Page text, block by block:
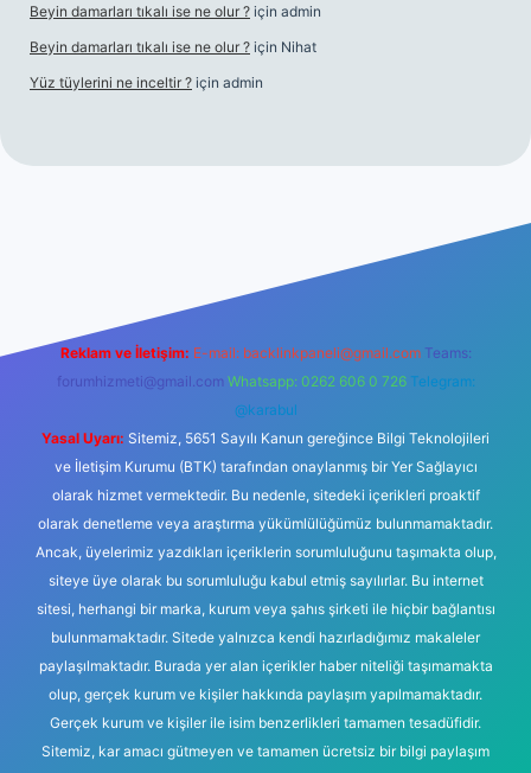
Beyin damarları tıkalı ise ne olur ? için admin
Beyin damarları tıkalı ise ne olur ? için Nihat
Yüz tüylerini ne inceltir ? için admin
Reklam ve İletişim: E-mail: backlinkpaneli@gmail.com Teams:
forumhizmeti@gmail.com Whatsapp: 0262 606 0 726 Telegram:
@karabul
Yasal Uyarı: Sitemiz, 5651 Sayılı Kanun gereğince Bilgi Teknolojileri
ve İletişim Kurumu (BTK) tarafından onaylanmış bir Yer Sağlayıcı
olarak hizmet vermektedir. Bu nedenle, sitedeki içerikleri proaktif
olarak denetleme veya araştırma yükümlülüğümüz bulunmamaktadır.
Ancak, üyelerimiz yazdıkları içeriklerin sorumluluğunu taşımakta olup,
siteye üye olarak bu sorumluluğu kabul etmiş sayılırlar. Bu internet
sitesi, herhangi bir marka, kurum veya şahıs şirketi ile hiçbir bağlantısı
bulunmamaktadır. Sitede yalnızca kendi hazırladığımız makaleler
paylaşılmaktadır. Burada yer alan içerikler haber niteliği taşımamakta
olup, gerçek kurum ve kişiler hakkında paylaşım yapılmamaktadır.
Gerçek kurum ve kişiler ile isim benzerlikleri tamamen tesadüfidir.
Sitemiz, kar amacı gütmeyen ve tamamen ücretsiz bir bilgi paylaşım